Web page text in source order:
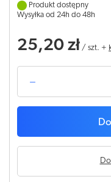
Produkt dostępny
Wysyłka od 24h do 48h
25,20 zł / szt. +